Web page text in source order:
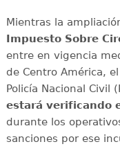
Mientras la
Impuesto Sobre
entre en vigencia
de Centro América,
Policía Nacional Civil
estará verificando
durante los
sanciones por ese